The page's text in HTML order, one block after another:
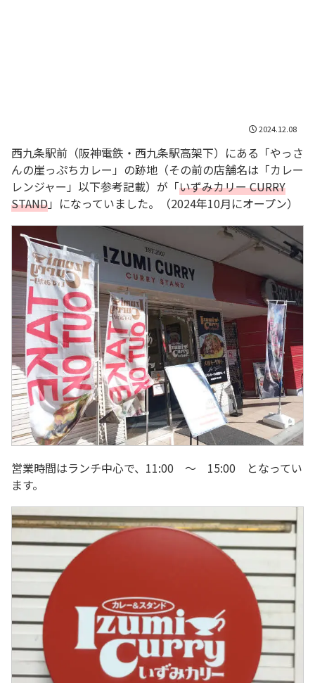
2024.12.08
西九条駅前（阪神電鉄・西九条駅高架下）にある「やっさ
んの崖っぷちカレー」の跡地（その前の店舗名は「カレー
レンジャー」以下参考記載）が「いずみカリー CURRY
STAND」になっていました。（2024年10月にオープン）
営業時間はランチ中心で、11:00 ～ 15:00 となってい
ます。